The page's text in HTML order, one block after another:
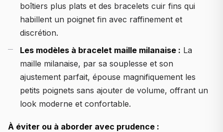
boîtiers plus plats et des bracelets cuir fins qui
habillent un poignet fin avec raffinement et
discrétion.
Les modèles à bracelet maille milanaise : La
maille milanaise, par sa souplesse et son
ajustement parfait, épouse magnifiquement les
petits poignets sans ajouter de volume, offrant un
look moderne et confortable.
À éviter ou à aborder avec prudence :